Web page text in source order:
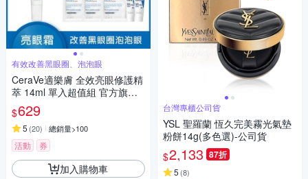
有效改善黑眼圈、泡泡眼
CeraVe適樂膚 全效亮眼修護精
萃 14ml 單入超值組 官方旗艦
店
$629
5 (20) 總銷量>100
活動 券
加入購物車
台灣專櫃公司貨
YSL 聖羅蘭 恆久完美霧光氣墊
粉餅14g(多色選)-公司貨
$2,133 87折
5 (8)